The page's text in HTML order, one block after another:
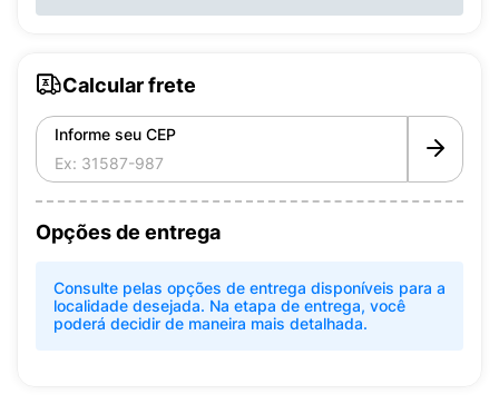
Calcular frete
Informe seu CEP
Opções de entrega
Consulte pelas opções de entrega disponíveis para a
localidade desejada. Na etapa de entrega, você
poderá decidir de maneira mais detalhada.